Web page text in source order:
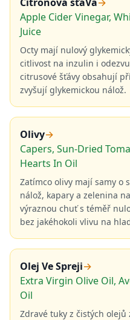
Apple Cider Vinegar,
Juice
Octy mají nulový
citlivost na inzulin i
citrusové šťávy obsahují
zvyšují glykemickou nálož.
Olivy→
Capers, Sun-Dried
Hearts In Oil
Zatímco olivy mají samy o
nálož, kapary a zelenina
výraznou chuť s téměř
bez jakéhokoli vlivu na
Olej Ve Spreji→
Extra Virgin Olive Oil,
Oil
Zdravé tuky z čistých